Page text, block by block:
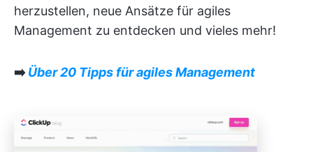
herzustellen, neue Ansätze für agiles
Management zu entdecken und vieles mehr!
➡️Über 20 Tipps für agiles Management